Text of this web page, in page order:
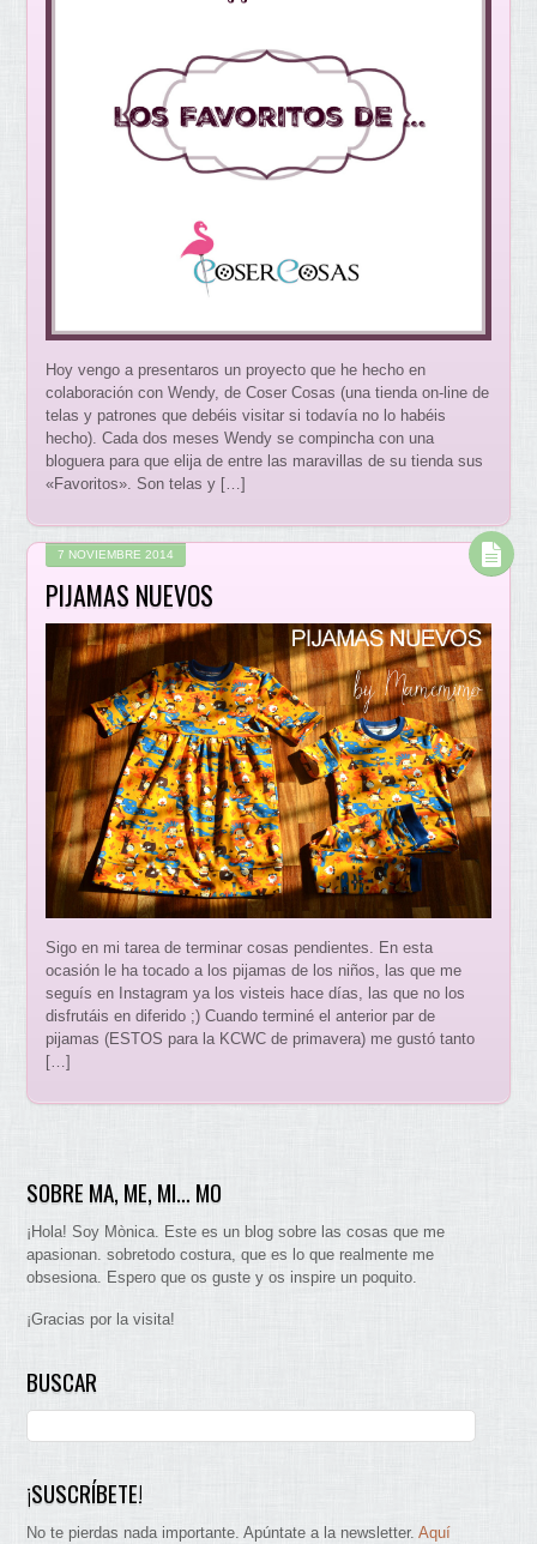
Hoy vengo a presentaros un proyecto que he hecho en
colaboración con Wendy, de Coser Cosas (una tienda on-line de
telas y patrones que debéis visitar si todavía no lo habéis
hecho). Cada dos meses Wendy se compincha con una
bloguera para que elija de entre las maravillas de su tienda sus
«Favoritos». Son telas y […]
7 NOVIEMBRE 2014
PIJAMAS NUEVOS
Sigo en mi tarea de terminar cosas pendientes. En esta
ocasión le ha tocado a los pijamas de los niños, las que me
seguís en Instagram ya los visteis hace días, las que no los
disfrutáis en diferido ;) Cuando terminé el anterior par de
pijamas (ESTOS para la KCWC de primavera) me gustó tanto
[…]
SOBRE MA, ME, MI… MO
¡Hola! Soy Mònica. Este es un blog sobre las cosas que me
apasionan. sobretodo costura, que es lo que realmente me
obsesiona. Espero que os guste y os inspire un poquito.
¡Gracias por la visita!
BUSCAR
¡SUSCRÍBETE!
No te pierdas nada importante. Apúntate a la newsletter.Aquí